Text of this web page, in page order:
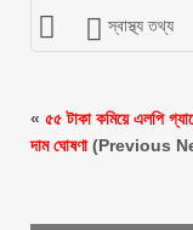
স্বাস্থ্য তথ্য
« ৫৫ টাকা কমিয়ে এলপি
দাম ঘোষণা(Previous